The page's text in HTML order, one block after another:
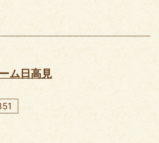
ム日高見